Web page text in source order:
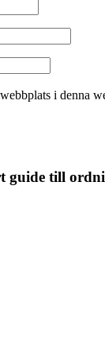
i denna
guide till